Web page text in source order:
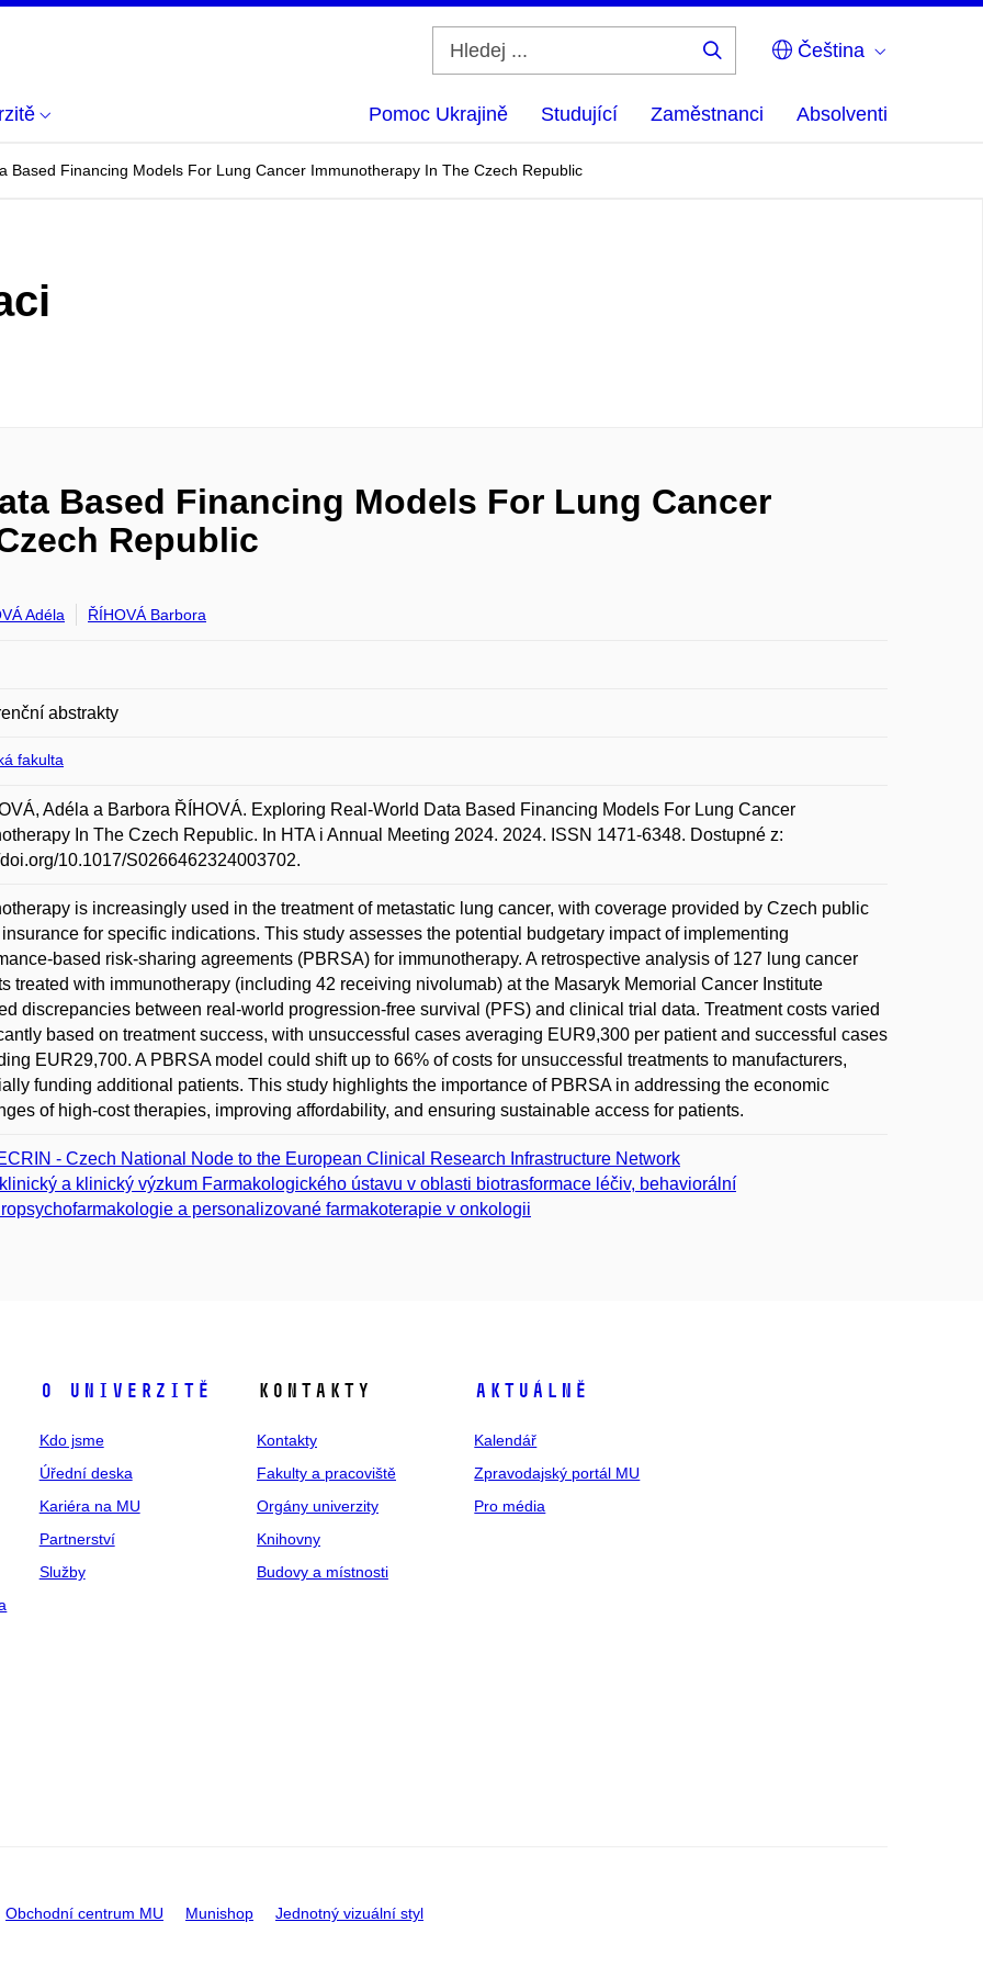
Čeština
Pomoc Ukrajině Studující Zaměstnanci Absolventi
Based Financing Models For Lung Cancer Immunotherapy In The Czech Republic
Based Financing Models For Lung Cancer
Republic
Adéla ŘÍHOVÁ Barbora
abstrakty
fakulta
Adéla a Barbora ŘÍHOVÁ. Exploring Real-World Data Based Financing Models For Lung Cancer
In The Czech Republic. In HTA i Annual Meeting 2024. 2024. ISSN 1471-6348. Dostupné z:
10.1017/S0266462324003702.
is increasingly used in the treatment of metastatic lung cancer, with coverage provided by Czech public
for specific indications. This study assesses the potential budgetary impact of implementing
based risk-sharing agreements (PBRSA) for immunotherapy. A retrospective analysis of 127 lung cancer
treated with immunotherapy (including 42 receiving nivolumab) at the Masaryk Memorial Cancer Institute
discrepancies between real-world progression-free survival (PFS) and clinical trial data. Treatment costs varied
based on treatment success, with unsuccessful cases averaging EUR9,300 per patient and successful cases
EUR29,700. A PBRSA model could shift up to 66% of costs for unsuccessful treatments to manufacturers,
funding additional patients. This study highlights the importance of PBRSA in addressing the economic
of high-cost therapies, improving affordability, and ensuring sustainable access for patients.
- Czech National Node to the European Clinical Research Infrastructure Network
a klinický výzkum Farmakologického ústavu v oblasti biotrasformace léčiv, behaviorální
a personalizované farmakoterapie v onkologii
O univerzitě
Kdo jsme
Úřední deska
Kariéra na MU
Partnerství
Služby
Kontakty
Kontakty
Fakulty a pracoviště
Orgány univerzity
Knihovny
Budovy a místnosti
Aktuálně
Kalendář
Zpravodajský portál MU
Pro média
Obchodní centrum MU Munishop Jednotný vizuální styl